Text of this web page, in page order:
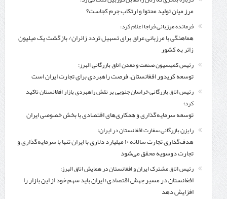
مرز میان تولید محتوا و ارتکاب جرم کجاست؟
فرمانده مرزبانی فراجا اعلام کرد:
هماهنگی با مرزبانی عراق برای تسهیل تردد زائران/ بازگشت یک میلیون
زائر به کشور
رئیس کمیسیون صنعت و معدن اتاق بازرگانی البرز:
توسعه کریدور افغانستان، فرصت راهبردی برای تجارت ایران است
رئیس اتاق بازرگانی خراسان جنوبی بر نقش راهبردی بازار افغانستان تاکید
کرد؛
توسعه سرمایه‌گذاری و همکاری‌های اقتصادی با بخش خصوصی ایران
رایزن بازرگانی سفارت افغانستان در ایران:
هدف‌گذاری تجارت سالانه ۱۰ میلیارد دلاری با ایران تنها با سرمایه‌گذاری و
تجارت دوسویه محقق می‌شود
رئیس اتاق مشترک ایران و افغانستان در همایش اتاق البرز:
افغانستان در مسیر جهش اقتصادی؛ ایران باید سهم خود از این بازار را
افزایش دهد